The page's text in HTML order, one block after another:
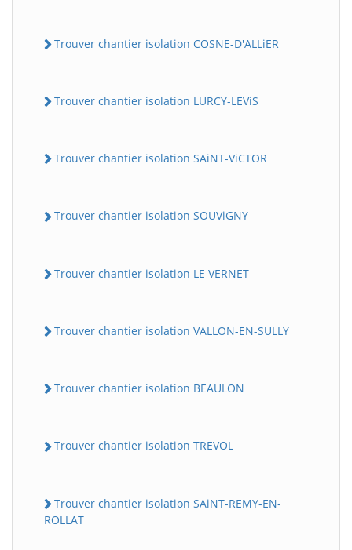
Trouver chantier isolation COSNE-D'ALLiER
Trouver chantier isolation LURCY-LEViS
Trouver chantier isolation SAiNT-ViCTOR
Trouver chantier isolation SOUViGNY
Trouver chantier isolation LE VERNET
Trouver chantier isolation VALLON-EN-SULLY
Trouver chantier isolation BEAULON
Trouver chantier isolation TREVOL
Trouver chantier isolation SAiNT-REMY-EN-
ROLLAT